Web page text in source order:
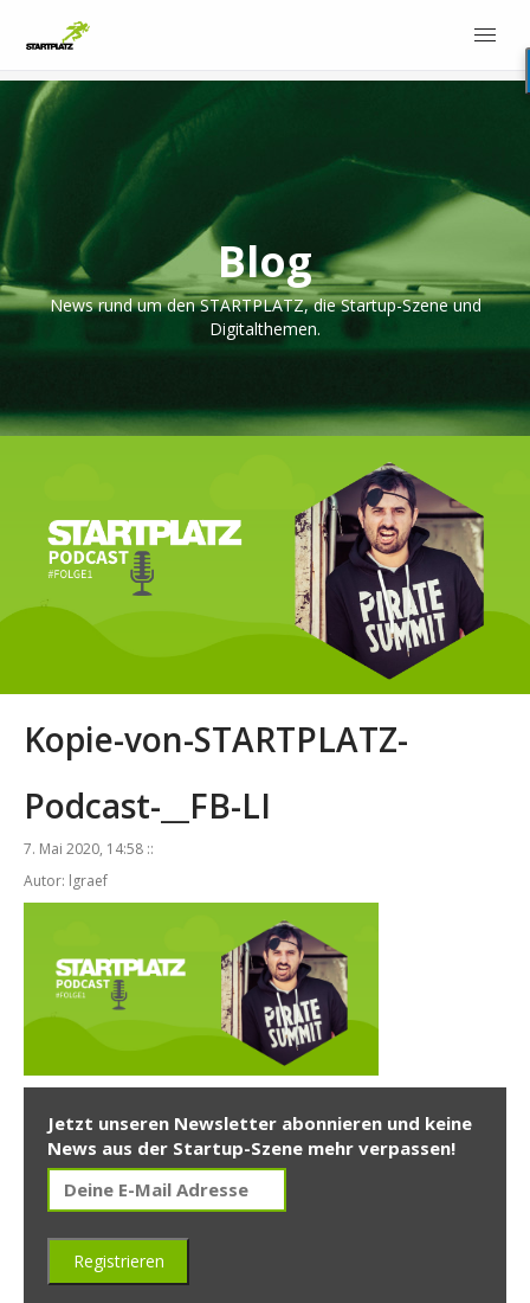
Blog
News rund um den STARTPLATZ, die Startup-Szene und
Digitalthemen.
Kopie-von-STARTPLATZ-
Podcast-__FB-LI
7. Mai 2020, 14:58 ::
Autor: lgraef
Jetzt unseren Newsletter abonnieren und keine
News aus der Startup-Szene mehr verpassen!